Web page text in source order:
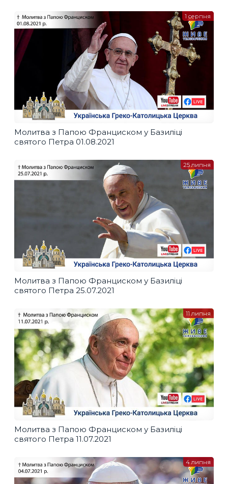
Молитва з Папою Франциском у Базиліці
святого Петра 01.08.2021
1 серпня
Молитва з Папою Франциском у Базиліці
святого Петра 25.07.2021
25 липня
Молитва з Папою Франциском у Базиліці
святого Петра 11.07.2021
11 липня
4 липня